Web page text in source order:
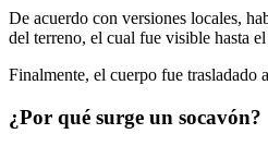
De acuerdo con versiones locales,
del terreno, el cual fue visible hasta el
Finalmente, el cuerpo fue trasladado
¿Por qué surge un socavón?